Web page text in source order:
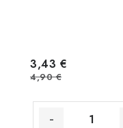
3,43 €
4,90 €